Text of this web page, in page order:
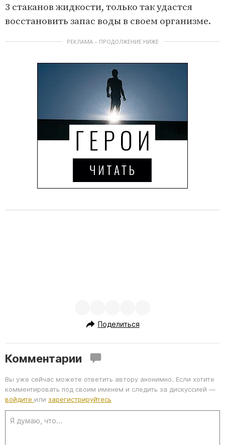
3 стакано­в жидкости, только так удастся
восстановить запас воды в своем организме.
РЕКЛАМА – ПРОДОЛЖЕНИЕ НИЖЕ
Поделиться
Комментарии
Вы уже сейчас можете ответить автору анонимно. Если хотите
комментировать под своим именем и следить за дискуссией —
войдите или зарегистрируйтесь